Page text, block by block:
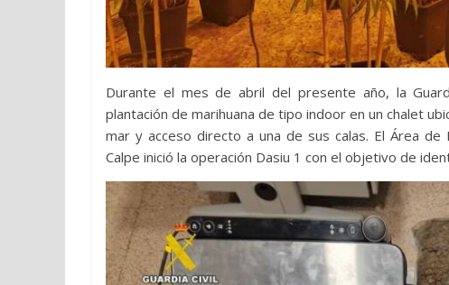
Durante el mes de abril del presente año, la
plantación de marihuana de tipo indoor en un chalet
mar y acceso directo a una de sus calas. El Área
Calpe inició la operación Dasiu 1 con el objetivo de